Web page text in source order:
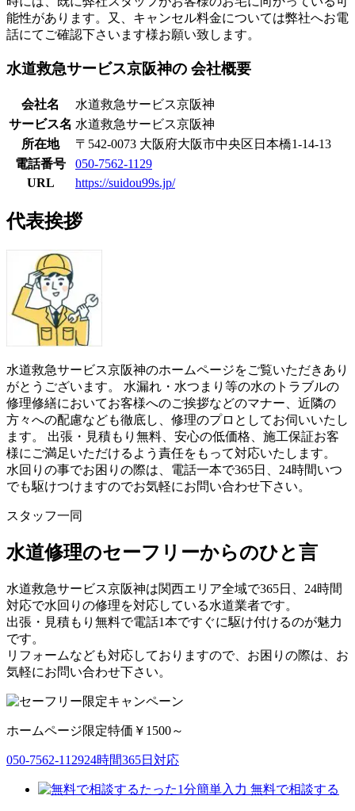
能性があります。又、キャンセル料金については弊社へお電
話にてご確認下さいます様お願い致します。
水道救急サービス京阪神の 会社概要
会社名
水道救急サービス京阪神
サービス名 水道救急サービス京阪神
所在地
〒542-0073 大阪府大阪市中央区日本橋1-14-13
電話番号
050-7562-1129
URL
https://suidou99s.jp/
代表挨拶
水道救急サービス京阪神のホームページをご覧いただきあり
がとうございます。 水漏れ・水つまり等の水のトラブルの
修理修繕においてお客様へのご挨拶などのマナー、近隣の
方々への配慮なども徹底し、修理のプロとしてお伺いいたし
ます。 出張・見積もり無料、安心の低価格、施工保証お客
様にご満足いただけるよう責任をもって対応いたします。
水回りの事でお困りの際は、電話一本で365日、24時間いつ
でも駆けつけますのでお気軽にお問い合わせ下さい。
スタッフ一同
水道修理のセーフリーからのひと言
水道救急サービス京阪神は関西エリア全域で365日、24時間
対応で水回りの修理を対応している水道業者です。
出張・見積もり無料で電話1本ですぐに駆け付けるのが魅力
です。
リフォームなども対応しておりますので、お困りの際は、お
気軽にお問い合わせ下さい。
ホームページ限定特価￥1500～
050-7562-112924時間365日対応
たった1分簡単入力 無料で相談する